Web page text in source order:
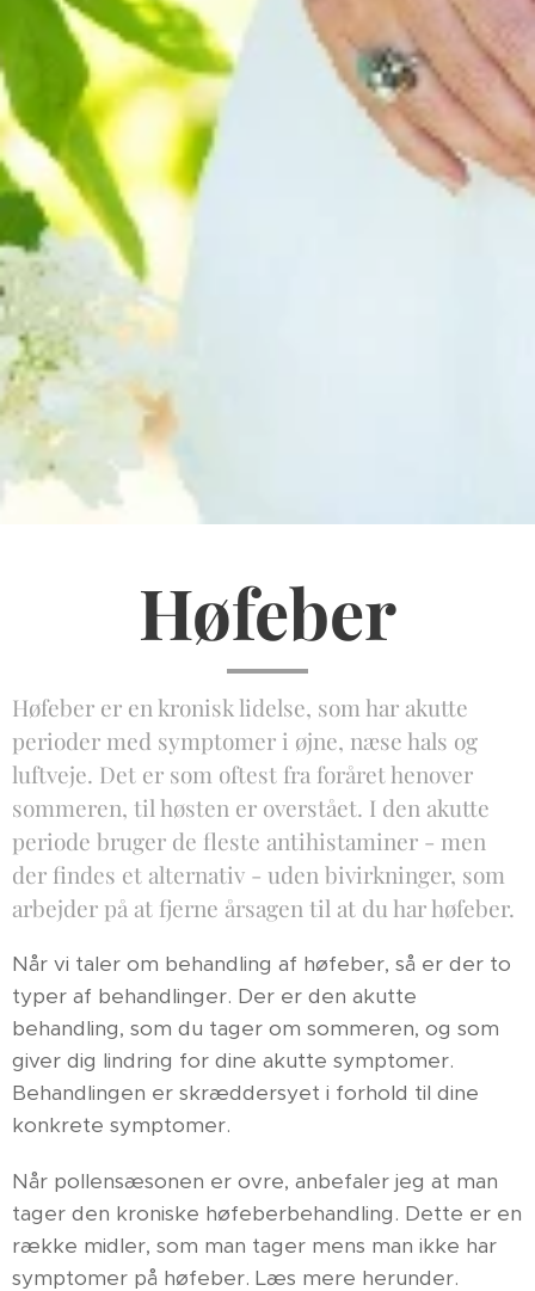
Høfeber
Høfeber er en kronisk lidelse, som har akutte
perioder med symptomer i øjne, næse hals og
luftveje. Det er som oftest fra foråret henover
sommeren, til høsten er overstået. I den akutte
periode bruger de fleste antihistaminer - men
der findes et alternativ - uden bivirkninger, som
arbejder på at fjerne årsagen til at du har høfeber.
Når vi taler om behandling af høfeber, så er der to
typer af behandlinger. Der er den akutte
behandling, som du tager om sommeren, og som
giver dig lindring for dine akutte symptomer.
Behandlingen er skræddersyet i forhold til dine
konkrete symptomer.
Når pollensæsonen er ovre, anbefaler jeg at man
tager den kroniske høfeberbehandling. Dette er en
række midler, som man tager mens man ikke har
symptomer på høfeber. Læs mere herunder.